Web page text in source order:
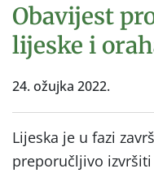
Obavijest
lijeske i
24. ožujka 2022.
Lijeska je u fazi
preporučljivo